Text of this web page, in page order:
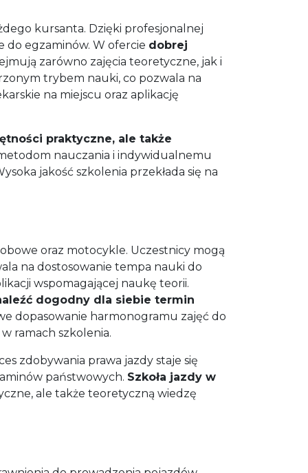
kursanta. Dzięki profesjonalnej
do egzaminów. W ofercie dobrej
zarówno zajęcia teoretyczne, jak i
trybem nauki, co pozwala na
na miejscu oraz aplikację
praktyczne, ale także
nauczania i indywidualnemu
jakość szkolenia przekłada się na
oraz motocykle. Uczestnicy mogą
na dostosowanie tempa nauki do
wspomagającej naukę teorii.
dogodny dla siebie termin
dopasowanie harmonogramu zajęć do
ramach szkolenia.
zdobywania prawa jazdy staje się
państwowych. Szkoła jazdy w
ale także teoretyczną wiedzę